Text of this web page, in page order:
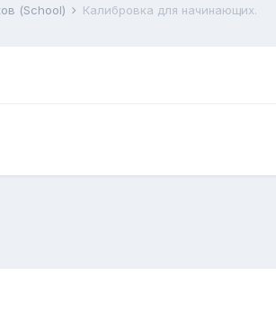
(School) Калибровка для начинающих.